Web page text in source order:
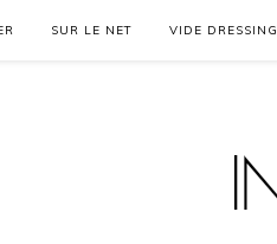
SUR LE NET VIDE DRESSING